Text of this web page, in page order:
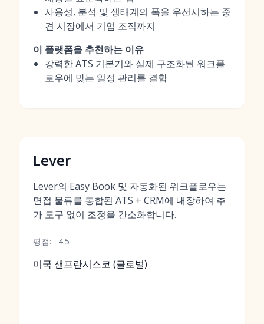
사용성, 분석 및 생태계의 폭을 우선시하는 중
견 시장에서 기업 조직까지
이 플랫폼을 추천하는 이유
강력한 ATS 기본기와 실제 구조화된 워크플
로우에 맞는 일정 관리를 결합
Lever
Lever의 Easy Book 및 자동화된 워크플로우는
면접 물류를 통합된 ATS + CRM에 내장하여 추
가 도구 없이 조정을 간소화합니다.
평점: 4.5
미국 샌프란시스코 (글로벌)